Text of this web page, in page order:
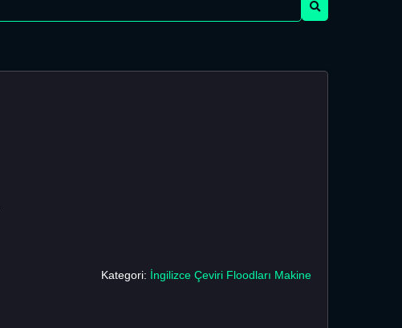
Kategori: İngilizce Çeviri Floodları Makine